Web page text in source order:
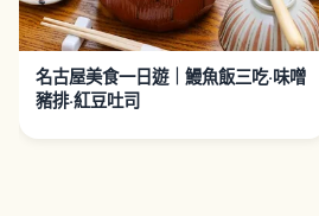
名古屋美食一日遊｜鰻魚飯三吃‧味噌
豬排‧紅豆吐司